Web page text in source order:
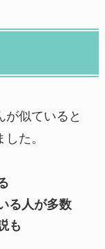
が似ていると
た。
る人が多数
も